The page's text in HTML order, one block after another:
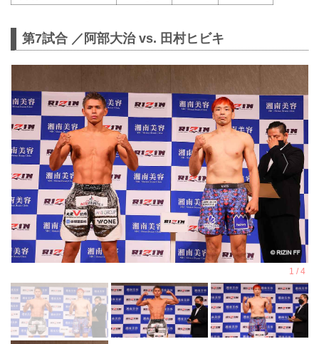
第7試合 ／阿部大治 vs. 田村ヒビキ